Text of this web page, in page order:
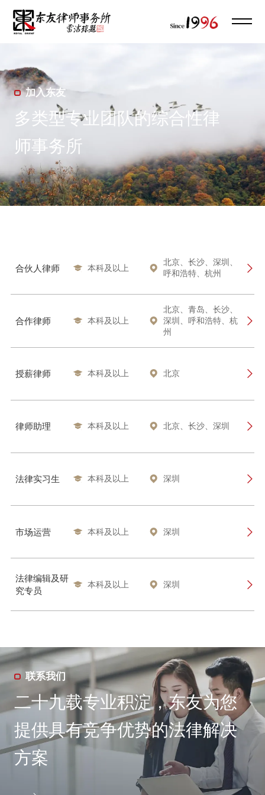
加入东友
多类型专业团队的综合性律
师事务所
合伙人律师  本科及以上 
北京、长沙、深圳、
呼和浩特、杭州

合作律师  本科及以上 
北京、青岛、长沙、
深圳、呼和浩特、杭
州

授薪律师  本科及以上  北京 
律师助理  本科及以上  北京、长沙、深圳 
法律实习生  本科及以上  深圳 
市场运营  本科及以上  深圳 
法律编辑及研
究专员
 本科及以上  深圳 
联系我们
二十九载专业积淀，东友为您
提供具有竞争优势的法律解决
方案